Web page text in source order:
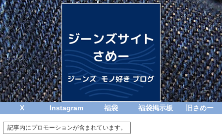
X Instagram 福袋 福袋掲示板 旧さめー
記事内にプロモーションが含まれています。